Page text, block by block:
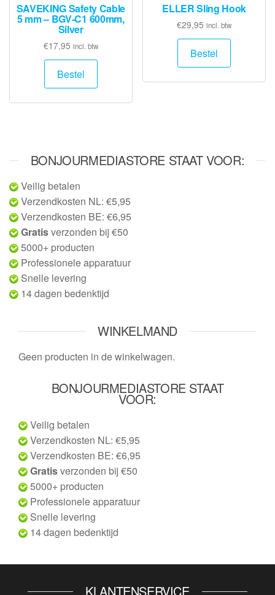
SAVEKING Safety Cable
5 mm – BGV-C1 600mm,
Silver
€17,95 incl. btw
Bestel
ELLER Sling Hook
€29,95 incl. btw
Bestel
BONJOURMEDIASTORE STAAT VOOR:
Veilig betalen
Verzendkosten NL: €5,95
Verzendkosten BE: €6,95
Gratisverzonden bij €50
5000+ producten
Professionele apparatuur
Snelle levering
14 dagen bedenktijd
WINKELMAND
Geen producten in de winkelwagen.
BONJOURMEDIASTORE STAAT
VOOR:
Veilig betalen
Verzendkosten NL: €5,95
Verzendkosten BE: €6,95
Gratisverzonden bij €50
5000+ producten
Professionele apparatuur
Snelle levering
14 dagen bedenktijd
KLANTENSERVICE